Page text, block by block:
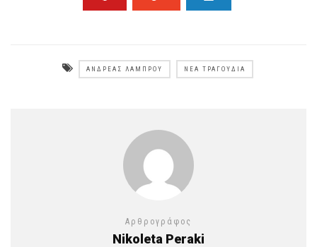
ΑΝΔΡΈΑΣ ΛΆΜΠΡΟΥ ΝΈΑ ΤΡΑΓΟΎΔΙΑ
Αρθρογράφος
Nikoleta Peraki